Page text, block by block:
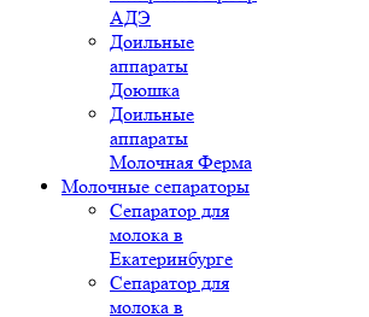
АДЭ
Доильные
аппараты
Доюшка
Доильные
аппараты
Молочная Ферма
Молочные сепараторы
Сепаратор для
молока в
Екатеринбурге
Сепаратор для
молока в